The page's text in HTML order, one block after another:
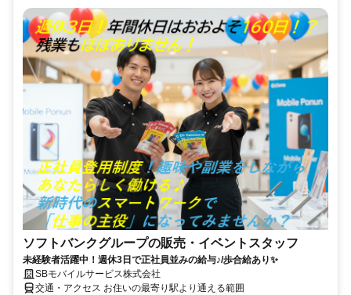
ソフトバンクグループの販売・イベントスタッフ
未経験者活躍中！週休3日で正社員並みの給与♪/歩合給あり✨
SBモバイルサービス株式会社
交通・アクセス お住いの最寄り駅より通える範囲